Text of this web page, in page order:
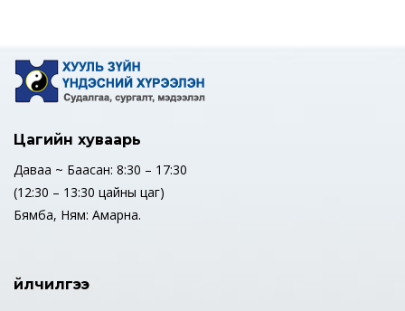
Цагийн хуваарь
Даваа ~ Баасан: 8:30 – 17:30
(12:30 – 13:30 цайны цаг)
Бямба, Ням: Амарна.
Үйлчилгээ